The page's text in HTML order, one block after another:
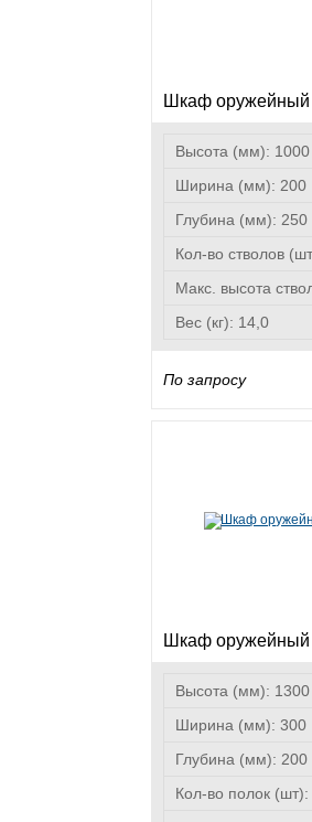
Шкаф
Высота (мм): 1000
Ширина (мм): 200
Глубина (мм): 250
Кол-во стволов
Макс. высота
Вес (кг): 14,0
По запросу
Шкаф
Высота (мм): 1300
Ширина (мм): 300
Глубина (мм): 200
Кол-во полок (шт):